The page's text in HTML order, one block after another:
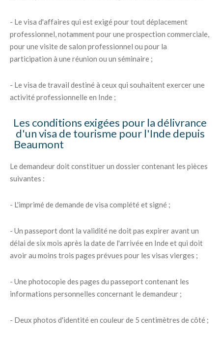
- Le visa d'affaires qui est exigé pour tout déplacement
professionnel, notamment pour une prospection commerciale,
pour une visite de salon professionnel ou pour la
participation à une réunion ou un séminaire ;
- Le visa de travail destiné à ceux qui souhaitent exercer une
activité professionnelle en Inde ;
Les conditions exigées pour la délivrance
d'un visa de tourisme pour l'Inde depuis
Beaumont
Le demandeur doit constituer un dossier contenant les pièces
suivantes :
- L'imprimé de demande de visa complété et signé ;
- Un passeport dont la validité ne doit pas expirer avant un
délai de six mois après la date de l'arrivée en Inde et qui doit
avoir au moins trois pages prévues pour les visas vierges ;
- Une photocopie des pages du passeport contenant les
informations personnelles concernant le demandeur ;
- Deux photos d'identité en couleur de 5 centimètres de côté ;